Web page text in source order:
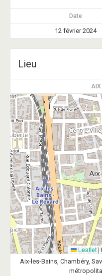
Date
12 février 2024
Lieu
AIX
Leaflet|
Aix-les-Bains, Chambéry,